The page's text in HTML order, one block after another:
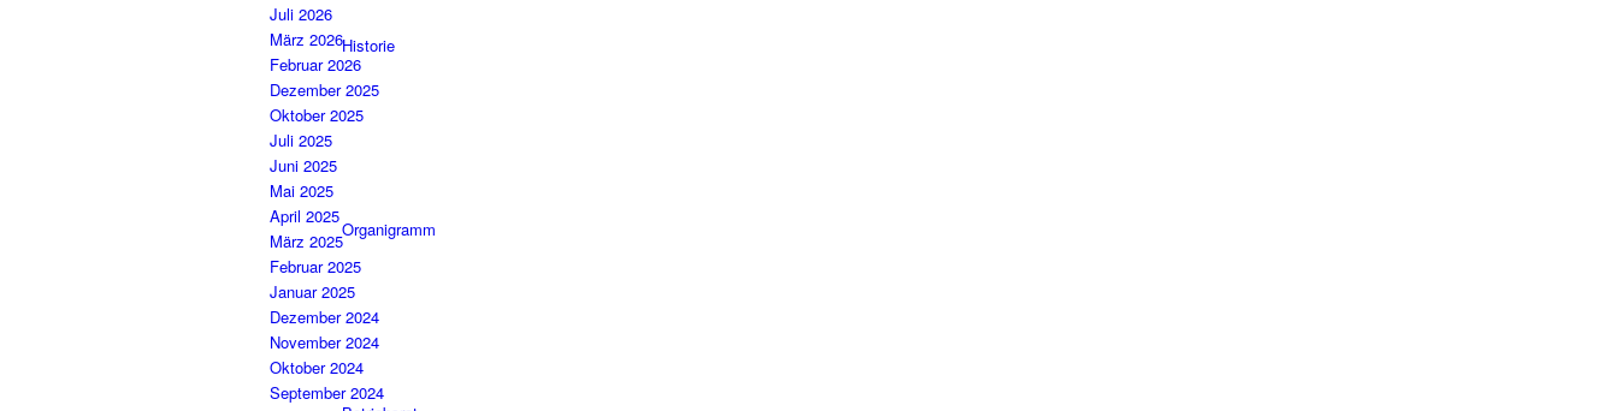
Historie
Organigramm
Juli 2026
März 2026
Februar 2026
Dezember 2025
Oktober 2025
Juli 2025
Juni 2025
Mai 2025
April 2025
März 2025
Februar 2025
Januar 2025
Dezember 2024
November 2024
Oktober 2024
September 2024